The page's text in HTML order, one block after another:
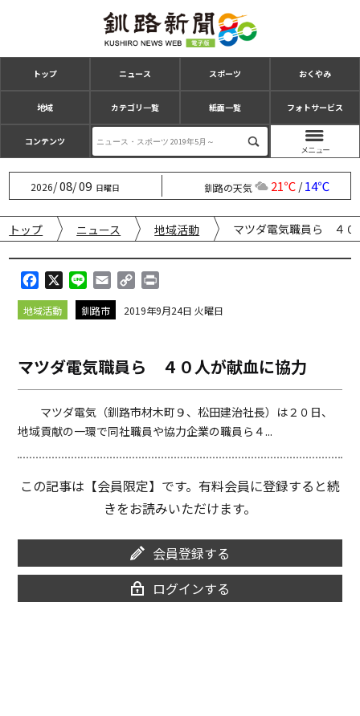
トップ ニュース スポーツ おくやみ
地域 カテゴリ一覧 紙面一覧 フォトサービス
コンテンツ
2026/08/09 日曜日 釧路の天気 21℃/14℃
トップ ニュース 地域活動 マツダ電気職員ら ４０
a
c
o
o
i
n
m
a
p
i
n
k
i
地域活動 釧路市 2019年9月24日 火曜日
マツダ電気職員ら ４０人が献血に協力
マツダ電気（釧路市材木町９、松田建治社長）は２０日、
地域貢献の一環で同社職員や協力企業の職員ら４...
この記事は【会員限定】です。有料会員に登録すると続
きをお読みいただけます。
会員登録する
ログインする